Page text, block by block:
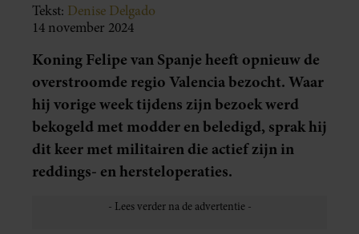
Tekst: Denise Delgado
14 november 2024
Koning Felipe van Spanje heeft opnieuw de
overstroomde regio Valencia bezocht. Waar
hij vorige week tijdens zijn bezoek werd
bekogeld met modder en beledigd, sprak hij
dit keer met militairen die actief zijn in
reddings- en hersteloperaties.